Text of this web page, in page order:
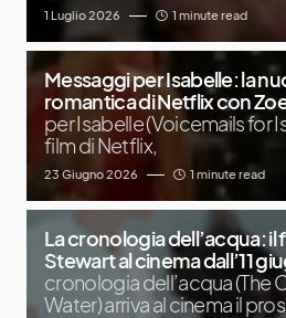
1 Luglio 2026 1 minute read
Messaggi per Isabelle: la
romantica di Netflix con
per Isabelle (Voicemails for
film di Netflix,
23 Giugno 2026 1 minute read
La cronologia dell’acqua: il
Stewart al cinema dall’11
cronologia dell’acqua (The
Water) arriva al cinema il